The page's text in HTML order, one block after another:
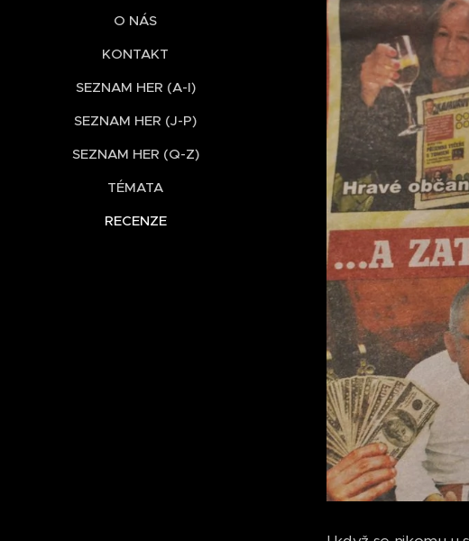
O NÁS
KONTAKT
SEZNAM HER (A-I)
SEZNAM HER (J-P)
SEZNAM HER (Q-Z)
TÉMATA
RECENZE